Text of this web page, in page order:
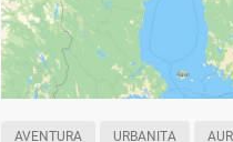
AVENTURA URBANITA